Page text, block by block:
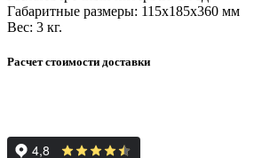
Габаритные размеры: 115х185х360 мм
Вес: 3 кг.
Расчет стоимости доставки